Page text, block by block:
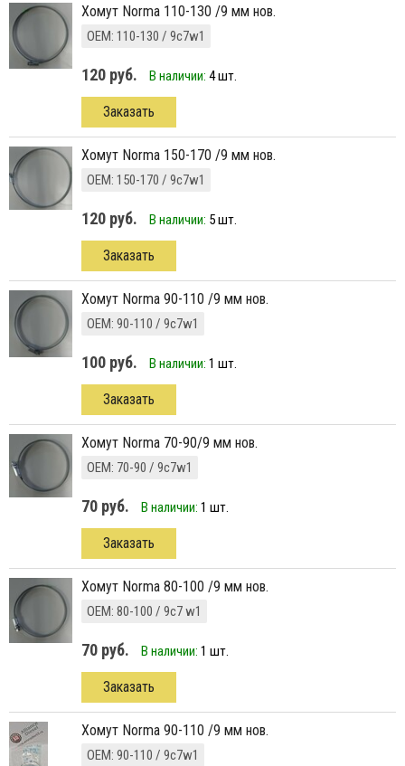
хомут Norma 110-130 /9 мм нов.
ОЕМ: 110-130 / 9с7w1
120 руб. В наличии: 4 шт.
Заказать
хомут Norma 150-170 /9 мм нов.
ОЕМ: 150-170 / 9с7w1
120 руб. В наличии: 5 шт.
Заказать
хомут Norma 90-110 /9 мм нов.
ОЕМ: 90-110 / 9c7w1
100 руб. В наличии: 1 шт.
Заказать
хомут Norma 70-90/9 мм нов.
ОЕМ: 70-90 / 9c7w1
70 руб. В наличии: 1 шт.
Заказать
хомут Norma 80-100 /9 мм нов.
ОЕМ: 80-100 / 9c7 w1
70 руб. В наличии: 1 шт.
Заказать
хомут Norma 90-110 /9 мм нов.
ОЕМ: 90-110 / 9c7w1